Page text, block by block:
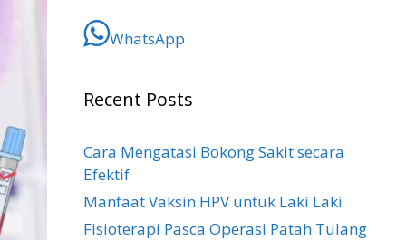
WhatsApp
Recent Posts
Cara Mengatasi Bokong Sakit​ secara
Efektif
Manfaat Vaksin HPV untuk Laki Laki
Fisioterapi Pasca Operasi Patah Tulang